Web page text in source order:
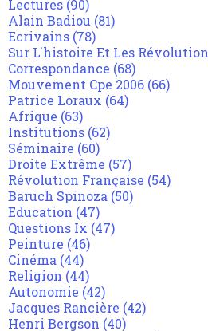
Lectures (90)
Alain Badiou (81)
Ecrivains (78)
Sur L'histoire Et Les
Correspondance (68)
Mouvement Cpe 2006 (66)
Patrice Loraux (64)
Afrique (63)
Institutions (62)
Séminaire (60)
Droite Extrême (57)
Révolution Française (54)
Baruch Spinoza (50)
Education (47)
Questions Ix (47)
Peinture (46)
Cinéma (44)
Religion (44)
Autonomie (42)
Jacques Rancière (42)
Henri Bergson (40)